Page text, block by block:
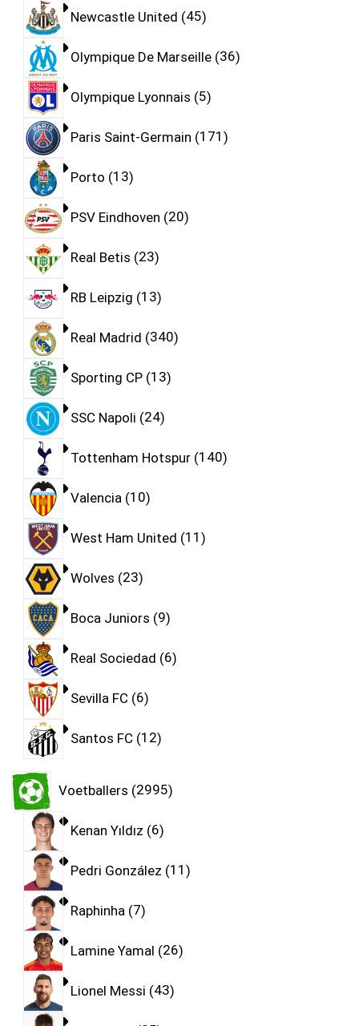
Newcastle United 45
Olympique De Marseille 36
Olympique Lyonnais 5
Paris Saint-Germain 171
Porto 13
PSV Eindhoven 20
Real Betis 23
RB Leipzig 13
Real Madrid 340
Sporting CP 13
SSC Napoli 24
Tottenham Hotspur 140
Valencia 10
West Ham United 11
Wolves 23
Boca Juniors 9
Real Sociedad 6
Sevilla FC 6
Santos FC 12
Voetballers 2995
Kenan Yıldız 6
Pedri González 11
Raphinha 7
Lamine Yamal 26
Lionel Messi 43